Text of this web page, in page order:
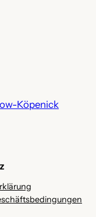
Köpenick